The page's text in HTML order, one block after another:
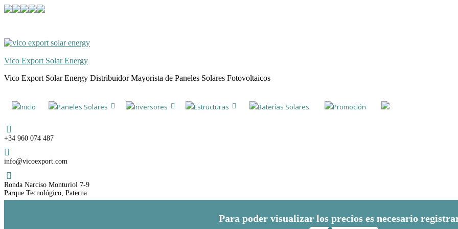
Skip
Skip
Vico Export Solar Energy
Vico Export Solar Energy Distribuidor Mayorista de Paneles Solares Fotovoltaicos
navigation
Inicio Paneles Solares Inversores Estructuras Baterías Solares Promoción
Teléfono
+34 960 074 487
Email
info@vicoexport.com
Dirección
Ronda Narciso Monturiol 7-9
Parque Tecnológico, Paterna
Para poder visualizar los precios es necesario